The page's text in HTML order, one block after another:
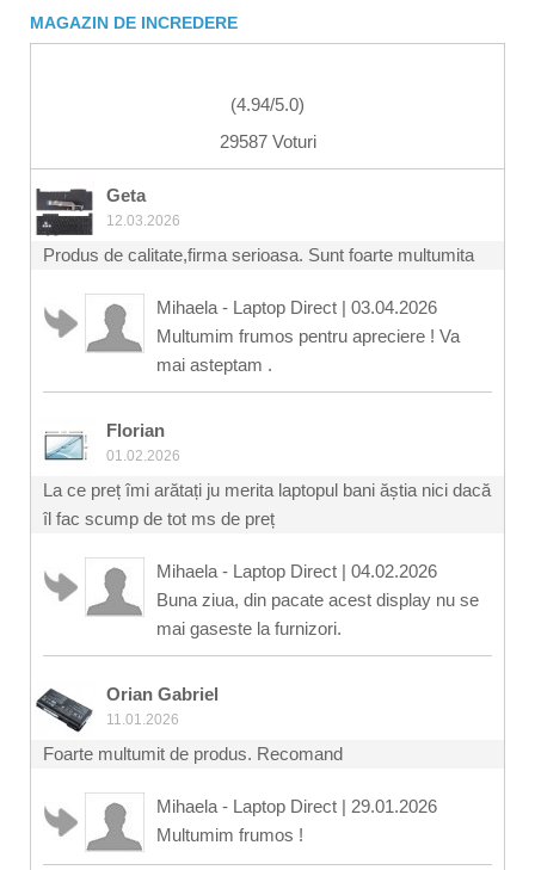
MAGAZIN DE INCREDERE
(4.94/5.0)
29587 Voturi
Geta
12.03.2026
Produs de calitate,firma serioasa. Sunt foarte multumita
Mihaela - Laptop Direct | 03.04.2026
Multumim frumos pentru apreciere ! Va
mai asteptam .
Florian
01.02.2026
La ce preț îmi arătați ju merita laptopul bani ăștia nici dacă
îl fac scump de tot ms de preț
Mihaela - Laptop Direct | 04.02.2026
Buna ziua, din pacate acest display nu se
mai gaseste la furnizori.
Orian Gabriel
11.01.2026
Foarte multumit de produs. Recomand
Mihaela - Laptop Direct | 29.01.2026
Multumim frumos !